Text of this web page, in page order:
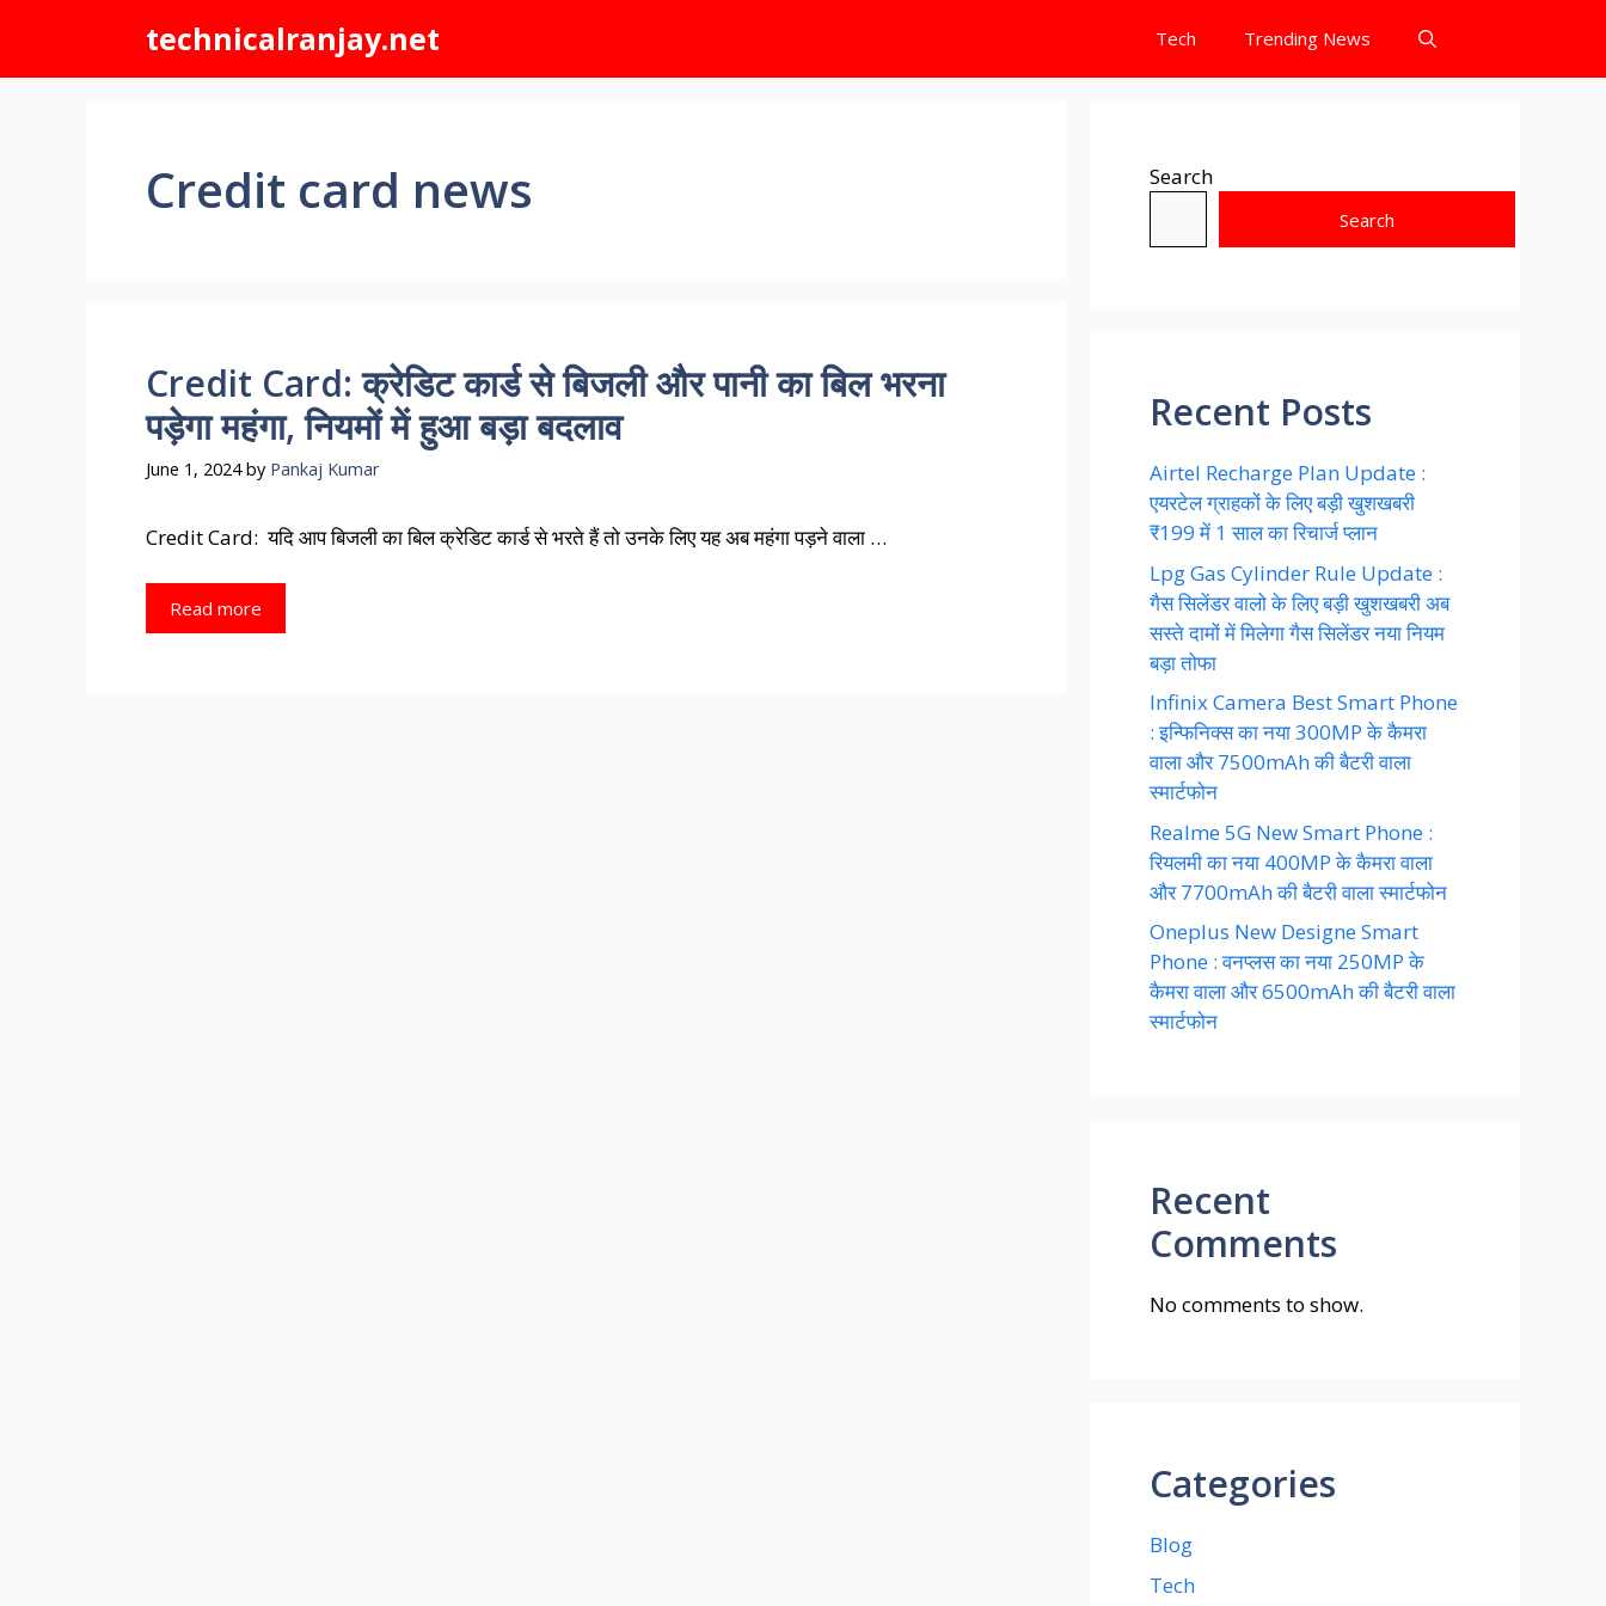
content
technicalranjay.net Tech Trending News
Credit card news
Credit Card: क्रेडिट कार्ड से बिजली और पानी का बिल भरना
पड़ेगा महंगा, नियमों में हुआ बड़ा बदलाव
June 1, 2024 by Pankaj Kumar
Credit Card: यदि आप बिजली का बिल क्रेडिट कार्ड से भरते हैं तो उनके लिए यह अब महंगा पड़ने वाला …
Read more
Search
Search
Recent Posts
Airtel Recharge Plan Update :
एयरटेल ग्राहकों के लिए बड़ी खुशखबरी
₹199 में 1 साल का रिचार्ज प्लान
Lpg Gas Cylinder Rule Update :
गैस सिलेंडर वालो के लिए बड़ी खुशखबरी अब
सस्ते दामों में मिलेगा गैस सिलेंडर नया नियम
बड़ा तोफा
Infinix Camera Best Smart Phone
: इन्फिनिक्स का नया 300MP के कैमरा
वाला और 7500mAh की बैटरी वाला
स्मार्टफोन
Realme 5G New Smart Phone :
रियलमी का नया 400MP के कैमरा वाला
और 7700mAh की बैटरी वाला स्मार्टफोन
Oneplus New Designe Smart
Phone : वनप्लस का नया 250MP के
कैमरा वाला और 6500mAh की बैटरी वाला
स्मार्टफोन
Recent
Comments
No comments to show.
Categories
Blog
Tech